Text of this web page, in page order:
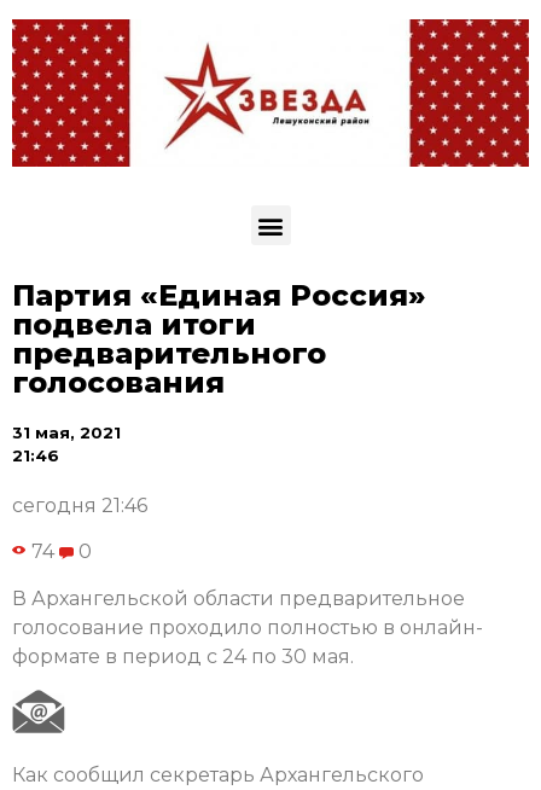
Партия «Единая Россия»
подвела итоги
предварительного
голосования
31 мая, 2021
21:46
сегодня 21:46
74 0
В Архангельской области предварительное
голосование проходило полностью в онлайн-
формате в период c 24 по 30 мая.
Как сообщил секретарь Архангельского